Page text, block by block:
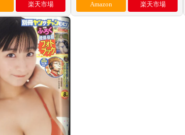
楽天市場 Amazon 楽天市場